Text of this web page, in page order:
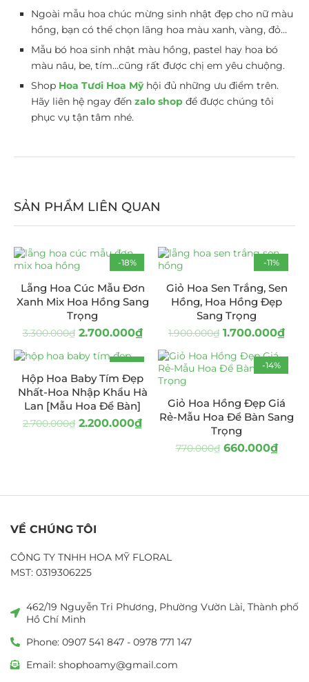
Ngoài mẫu hoa chúc mừng sinh nhật đẹp cho nữ màu
hồng, bạn có thể chọn lãng hoa màu xanh, vàng, đỏ…
Mẫu bó hoa sinh nhật màu hồng, pastel hay hoa bó
màu nâu, be, tím…cũng rất được chị em yêu chuộng.
Shop Hoa Tươi Hoa Mỹhội đủ những ưu điểm trên.
Hãy liên hệ ngay đến zalo shop để được chúng tôi
phục vụ tận tâm nhé.
SẢN PHẨM LIÊN QUAN
-18%
Lẵng Hoa Cúc Mẫu Đơn
Xanh Mix Hoa Hồng Sang
Trọng
3.300.000₫ 2.700.000₫
-11%
Giỏ Hoa Sen Trắng, Sen
Hồng, Hoa Hồng Đẹp
Sang Trọng
1.900.000₫ 1.700.000₫
-19%
Hộp Hoa Baby Tím Đẹp
Nhất-Hoa Nhập Khẩu Hà
Lan [Mẫu Hoa Để Bàn]
2.700.000₫ 2.200.000₫
-14%
Giỏ Hoa Hồng Đẹp Giá
Rẻ-Mẫu Hoa Để Bàn Sang
Trọng
770.000₫ 660.000₫
VỀ CHÚNG TÔI
CÔNG TY TNHH HOA MỸ FLORAL
MST: 0319306225
462/19 Nguyễn Tri Phương, Phường Vườn Lài, Thành phố
Hồ Chí Minh
Phone: 0907 541 847 - 0978 771 147
Email: shophoamy@gmail.com